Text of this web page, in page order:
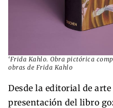
‘Frida Kahlo. Obra pictórica
obras de Frida Kahlo
Desde la editorial de
presentación del libro